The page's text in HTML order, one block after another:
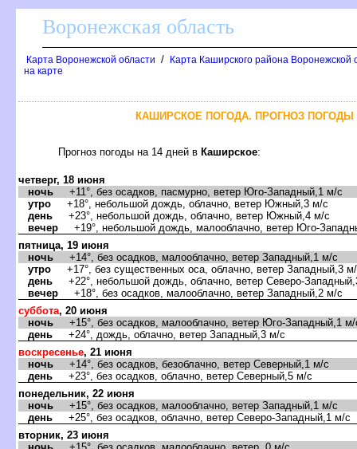
оронежская область
Карта Воронежской области /
Карта Каширского района
на карте
КАШИРСКОЕ ПОГОДА. ПРОГНОЗ
Прогноз погоды на 14 дней Каширское:
четверг, 18 июня
ночь +11°, без осадков, пасмурно, ветер Юго-Западный,1 м/с
утро +18°, небольшой дождь, облачно, ветер Южный,3 м/с
день +23°, небольшой дождь, облачно, ветер Южный,4 м/с
ечер +19°, небольшой дождь, малооблачно, ветер Юго-
пятница, 19 июня
ночь +14°, без осадков, малооблачно, ветер Западный,1 м/с
утро +17°, без существенных оса, облачно, ветер Западный,3
день +22°, небольшой дождь, облачно, ветер Северо-
ечер +18°, без осадков, малооблачно, ветер Западный,2 м/с
суббота, 20 июня
ночь +15°, без осадков, малооблачно, ветер Юго-Западный,1 м/
день +24°, дождь, облачно, ветер Западный,3 м/с
оскресенье, 21 июня
ночь +14°, без осадков, безоблачно, ветер Северный,1 м/с
день +23°, без осадков, облачно, ветер Северный,5 м/с
понедельник, 22 июня
ночь +15°, без осадков, малооблачно, ветер Западный,1 м/с
день +25°, без осадков, облачно, ветер Северо-Западный,1 м/с
торник, 23 июня